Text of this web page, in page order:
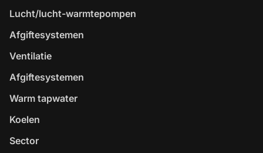
Lucht/lucht-warmtepompen
Afgiftesystemen
Ventilatie
Afgiftesystemen
Warm tapwater
Koelen
Sector